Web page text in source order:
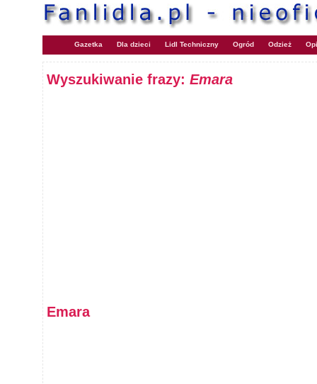
Gazetka Dla dzieci Lidl Techniczny Ogród Odzież
Wyszukiwanie frazy: Emara
Emara